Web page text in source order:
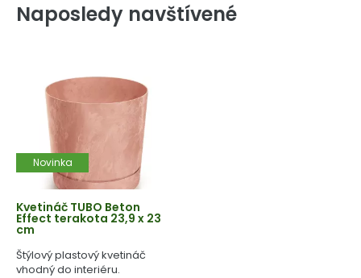
Naposledy navštívené
Novinka
Kvetináč TUBO Beton
Effect terakota 23,9 x 23
cm
Štýlový plastový kvetináč
vhodný do interiéru.